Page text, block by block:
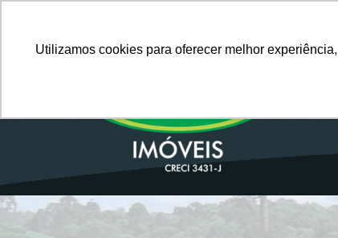
Utilizamos cookies para oferecer melhor